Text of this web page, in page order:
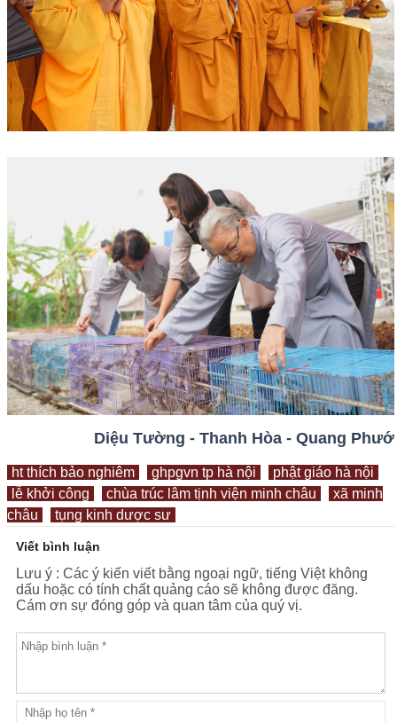
Diệu Tường - Thanh Hòa - Quang Phướ
ht thích bảo nghiêm ghpgvn tp hà nội
phật giáo hà nội
lễ khởi công
chùa trúc lâm tịnh viện minh châu
xã minh
châu
tụng kinh dược sư
Viết bình luận
Lưu ý : Các ý kiến viết bằng ngoại ngữ, tiếng Việt không
dấu hoặc có tính chất quảng cáo sẽ không được đăng.
Cám ơn sự đóng góp và quan tâm của quý vị.